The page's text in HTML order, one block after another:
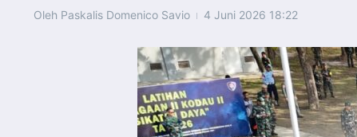
Oleh Paskalis Domenico Savio 4 Juni 2026 18:22